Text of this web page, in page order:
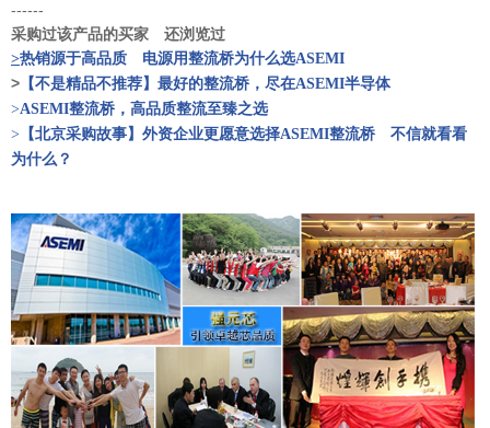
------
采购过该产品的买家 还浏览过
>热销源于高品质 电源用整流桥为什么选ASEMI
> 【不是精品不推荐】最好的整流桥，尽在ASEMI半导体
>ASEMI整流桥，高品质整流至臻之选
> 【北京采购故事】外资企业更愿意选择ASEMI整流桥 不信就看看
为什么？